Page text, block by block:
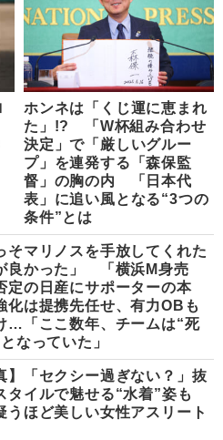
ホンネは「くじ運に恵まれ
た」!? 「W杯組み合わせ
決定」で「厳しいグルー
プ」を連発する「森保監
督」の胸の内 「日本代
表」に追い風となる“3つの
条件”とは
そマリノスを手放してくれた
良かった」 「横浜M身売
定の日産にサポーターの本
は提携先任せ、有力OBも
…「ここ数年、チームは“死
なっていた」
】「セクシー過ぎない？」抜
タイルで魅せる“水着”姿も
うほど美しい女性アスリート